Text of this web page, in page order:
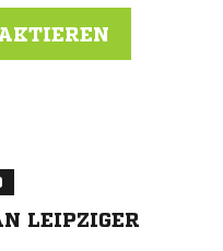
LEIPZIGER